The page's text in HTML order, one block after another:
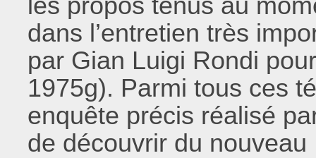
dans l’entretien très
par Gian Luigi Rondi
1975g). Parmi tous ces
enquête précis réalisé
de découvrir du nouveau